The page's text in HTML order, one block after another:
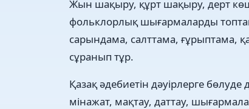
Жын шақыру, құрт шақыру, дерт
фольклорлық шығармаларды
сарындама, салттама, ғұрыптама,
сұранып тұр.
Қазақ әдебиетін дәуірлерге
мінажат, мақтау, даттау,